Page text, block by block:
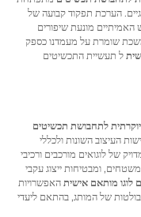
הערכת תפקוד קבועה של
האמיתיים מונעת שיפורים
שומרת על מעמדנו כספק
ל תעשיית התכשיטים
לתחבושת תכשיטים
העיצוב השונות ולכללי
של לוגואים מורכבים ורכיבי
ומבטיחות ייצוג עקבי
לוגו מותאם אישיתהאפשרויות
של המותג, בהתאם ליעדי